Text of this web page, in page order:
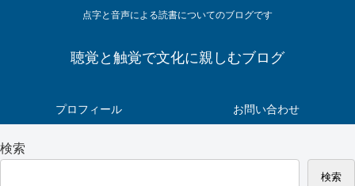
点字と音声による読書についてのブログです
聴覚と触覚で文化に親しむブログ
プロフィール お問い合わせ
検索
検索